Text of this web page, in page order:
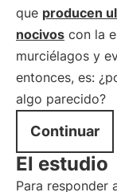
que producen
nocivos con la
murciélagos y
entonces, es:
algo parecido?
Continuar
El estudio
Para responder